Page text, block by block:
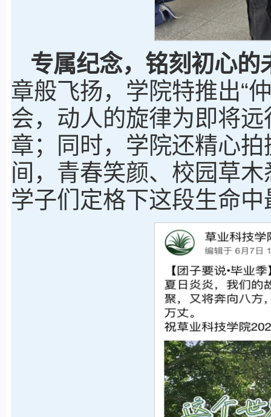
专属纪念， 铭刻初心的
章般飞扬，学院特推出“
会，动人的旋律为即将
章；同时，学院还精心
间，青春笑颜、校园草
学子们定格下这段生命